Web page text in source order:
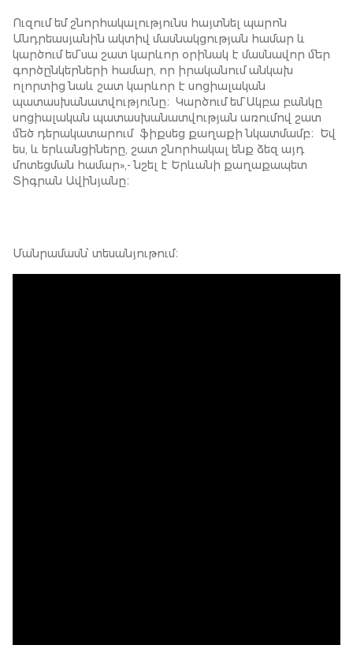
Ուզում եմ շնորհակալությունս հայտնել պարոն
Անդրեասյանին ակտիվ մասնակցության համար և
կարծում եմ` սա շատ կարևոր օրինակ է մասնավոր մեր
գործընկերների համար, որ իրականում անկախ
ոլորտից նաև շատ կարևոր է սոցիալական
պատասխանատվությունը։ Կարծում եմ` Ակբա բանկը
սոցիալական պատասխանատվության առումով շատ
մեծ դերակատարում ֆիքսեց քաղաքի նկատմամբ։ Եվ
ես, և երևանցիները, շատ շնորհակալ ենք ձեզ այդ
մոտեցման համար»,- նշել է Երևանի քաղաքապետ
Տիգրան Ավինյանը։
Մանրամասն՝ տեսանյութում։